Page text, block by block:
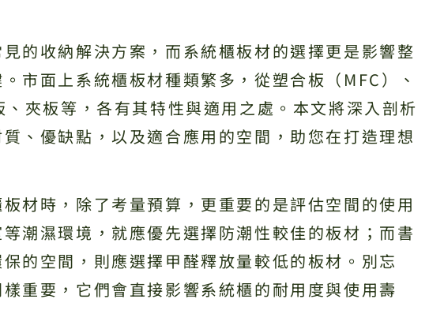
的收納解決方案，而系統櫃板材的選擇更是影響整
市面上系統櫃板材種類繁多，從塑合板（MFC）、
夾板等，各有其特性與適用之處。本文將深入剖析
、優缺點，以及適合應用的空間，助您在打造理想
材時，除了考量預算，更重要的是評估空間的使用
潮濕環境，就應優先選擇防潮性較佳的板材；而書
的空間，則應選擇甲醛釋放量較低的板材。別忘
重要，它們會直接影響系統櫃的耐用度與使用壽